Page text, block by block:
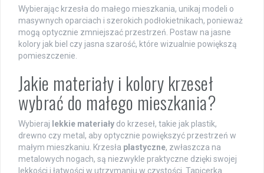
Wybierając krzesła do małego mieszkania, unikaj modeli o
masywnych oparciach i szerokich podłokietnikach, ponieważ
mogą optycznie zmniejszać przestrzeń. Postaw na jasne
kolory jak biel czy jasna szarość, które wizualnie powiększą
pomieszczenie.
Jakie materiały i kolory krzeseł
wybrać do małego mieszkania?
Wybieraj lekkie materiały do krzeseł, takie jak plastik,
drewno czy metal, aby optycznie powiększyć przestrzeń w
małym mieszkaniu. Krzesła plastyczne, zwłaszcza na
metalowych nogach, są niezwykle praktyczne dzięki swojej
lekkości i łatwości w utrzymaniu w czystości. Tapicerka